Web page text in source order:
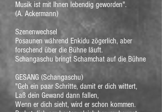
Musik ist mit Ihnen lebendig geworden".
(A. Ackermann)
Szenenwechsel
Posaunen während Enkidu zögerlich, aber
forschend über die Bühne läuft.
Schangaschu bringt Schamchat auf die Bühne
GESANG (Schangaschu)
"Geh ein paar Schritte, damit er dich wittert,
Laß dein Gewand dann fallen,
Wenn er dich sieht, wird er schon kommen.